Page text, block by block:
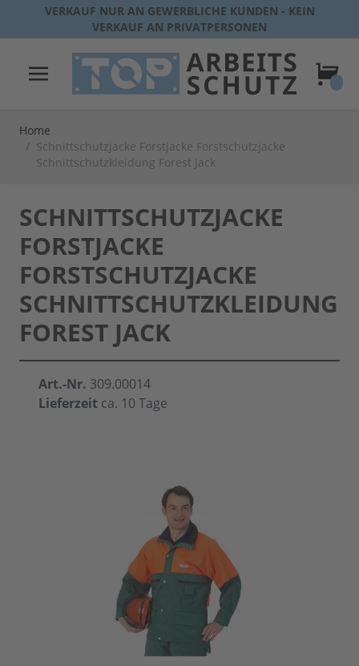
Direkt zum Inhalt
VERKAUF NUR AN GEWERBLICHE KUNDEN - KEIN
VERKAUF AN PRIVATPERSONEN
Home
/ Schnittschutzjacke Forstjacke Forstschutzjacke
Schnittschutzkleidung Forest Jack
SCHNITTSCHUTZJACKE
FORSTJACKE
FORSTSCHUTZJACKE
SCHNITTSCHUTZKLEIDUNG
FOREST JACK
Art.-Nr. 309.00014
Lieferzeit ca. 10 Tage